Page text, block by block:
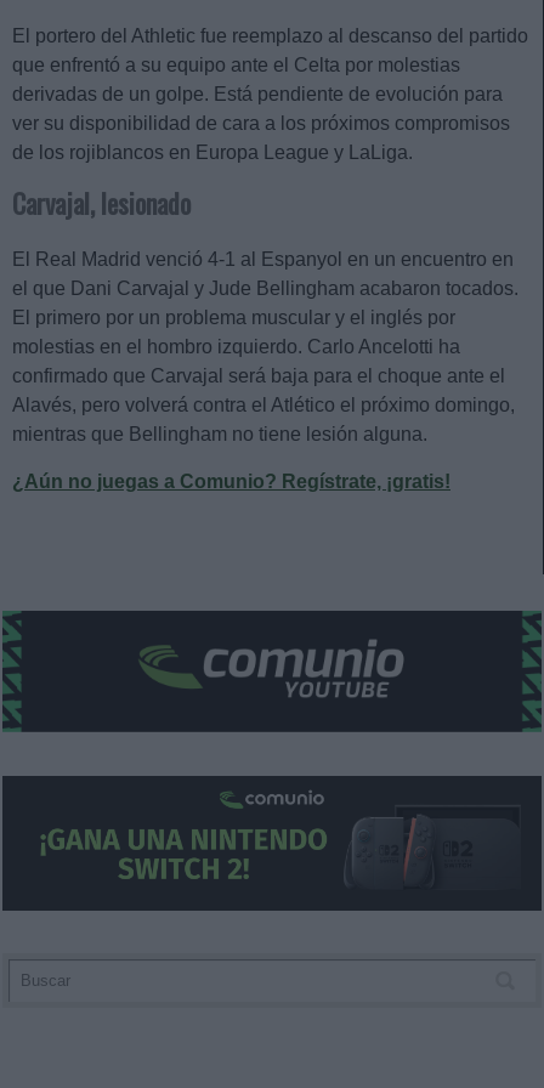
El portero del Athletic fue reemplazo al descanso del partido
que enfrentó a su equipo ante el Celta por molestias
derivadas de un golpe. Está pendiente de evolución para
ver su disponibilidad de cara a los próximos compromisos
de los rojiblancos en Europa League y LaLiga.
Carvajal, lesionado
El Real Madrid venció 4-1 al Espanyol en un encuentro en
el que Dani Carvajal y Jude Bellingham acabaron tocados.
El primero por un problema muscular y el inglés por
molestias en el hombro izquierdo. Carlo Ancelotti ha
confirmado que Carvajal será baja para el choque ante el
Alavés, pero volverá contra el Atlético el próximo domingo,
mientras que Bellingham no tiene lesión alguna.
¿Aún no juegas a Comunio? Regístrate, ¡gratis!